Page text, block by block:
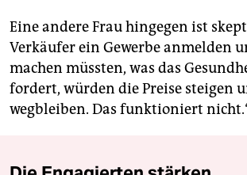
Eine andere Frau hingegen ist
Verkäufer ein Gewerbe anmelden
machen müssten, was das
fordert, würden die Preise steigen
wegbleiben. Das funktioniert